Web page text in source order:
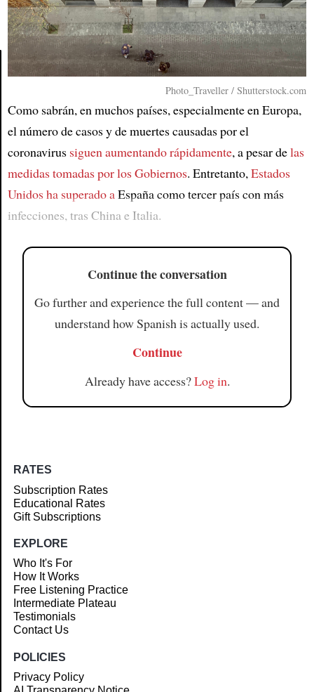
Photo_Traveller / Shutterstock.com
Como sabrán, en muchos países, especialmente en Europa,
el número de casos y de muertes causadas por el
coronavirus siguen aumentando rápidamente, a pesar delas
medidas tomadas por los Gobiernos. Entretanto,Estados
Unidos ha superado aEspaña como tercer país con más
infecciones, tras China e Italia.
Continue the conversation
Go further and experience the full content — and
understand how Spanish is actually used.
Continue
Already have access?Log in.
RATES
Subscription Rates
Educational Rates
Gift Subscriptions
EXPLORE
Who It's For
How It Works
Free Listening Practice
Intermediate Plateau
Testimonials
Contact Us
POLICIES
Privacy Policy